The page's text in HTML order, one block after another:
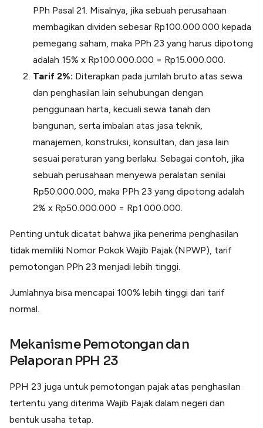
PPh Pasal 21. Misalnya, jika sebuah perusahaan
membagikan dividen sebesar Rp100.000.000 kepada
pemegang saham, maka PPh 23 yang harus dipotong
adalah 15% x Rp100.000.000 = Rp15.000.000.
Tarif 2%: Diterapkan pada jumlah bruto atas sewa
dan penghasilan lain sehubungan dengan
penggunaan harta, kecuali sewa tanah dan
bangunan, serta imbalan atas jasa teknik,
manajemen, konstruksi, konsultan, dan jasa lain
sesuai peraturan yang berlaku. Sebagai contoh, jika
sebuah perusahaan menyewa peralatan senilai
Rp50.000.000, maka PPh 23 yang dipotong adalah
2% x Rp50.000.000 = Rp1.000.000.
Penting untuk dicatat bahwa jika penerima penghasilan
tidak memiliki Nomor Pokok Wajib Pajak (NPWP), tarif
pemotongan PPh 23 menjadi lebih tinggi.
Jumlahnya bisa mencapai 100% lebih tinggi dari tarif
normal.
Mekanisme Pemotongan dan
Pelaporan PPH 23
PPH 23 juga untuk pemotongan pajak atas penghasilan
tertentu yang diterima Wajib Pajak dalam negeri dan
bentuk usaha tetap.